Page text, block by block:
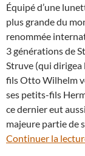
Équipé d’une
plus grande du
renommée
3 générations de
Struve (qui dirigea
fils Otto Wilhelm
ses petits-fils
ce dernier eut
majeure partie de
Continuer la